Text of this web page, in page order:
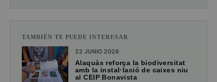
TAMBIÉN TE PUEDE INTERESAR
22 JUNIO 2026
Alaquàs reforça la biodiversitat
amb la instal·lació de caixes niu
al CEIP Bonavista